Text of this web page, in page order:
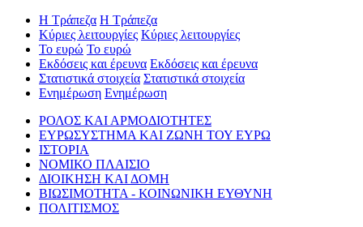
Η Τράπεζα Η Τράπεζα
Κύριες λειτουργίες Κύριες λειτουργίες
Το ευρώ Το ευρώ
Εκδόσεις και έρευνα Εκδόσεις και έρευνα
Στατιστικά στοιχεία Στατιστικά στοιχεία
Ενημέρωση Ενημέρωση
ΡΟΛΟΣ ΚΑΙ ΑΡΜΟΔΙΟΤΗΤΕΣ
ΕΥΡΩΣΥΣΤΗΜΑ ΚΑΙ ΖΩΝΗ ΤΟΥ ΕΥΡΩ
ΙΣΤΟΡΙΑ
ΝΟΜΙΚΟ ΠΛΑΙΣΙΟ
ΔΙΟΙΚΗΣΗ ΚΑΙ ΔΟΜΗ
ΒΙΩΣΙΜΟΤΗΤΑ - ΚΟΙΝΩΝΙΚΗ ΕΥΘΥΝΗ
ΠΟΛΙΤΙΣΜΟΣ